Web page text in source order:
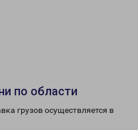
по области
грузов осуществляется в